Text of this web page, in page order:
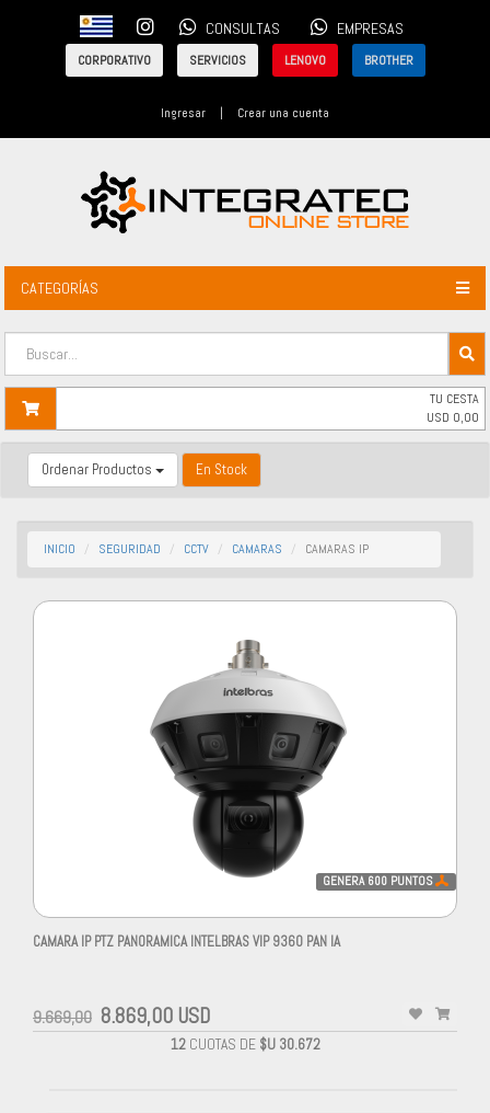
CONSULTAS EMPRESAS
CORPORATIVO SERVICIOS LENOVO BROTHER
Ingresar | Crear una cuenta
CATEGORÍAS
TU CESTA
USD 0,00
Ordenar Productos En Stock
INICIO SEGURIDAD CCTV CAMARAS CAMARAS IP
GENERA 600 PUNTOS
CAMARA IP PTZ PANORAMICA INTELBRAS VIP 9360 PAN IA
9.669,00 8.869,00 USD
12CUOTAS DE $U 30.672